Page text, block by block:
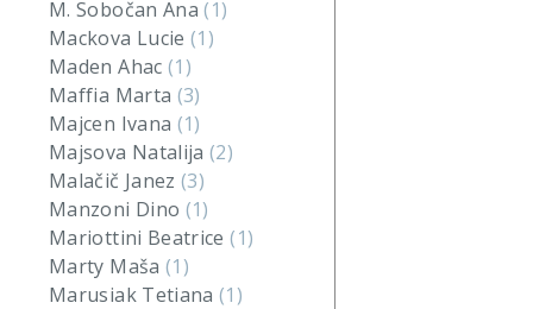
M. Sobočan Ana(1)
Mackova Lucie(1)
Maden Ahac (1)
Maffia Marta (3)
Majcen Ivana (1)
Majsova Natalija(2)
Malačič Janez(3)
Manzoni Dino (1)
Mariottini Beatrice(1)
Marty Maša (1)
Marusiak Tetiana(1)